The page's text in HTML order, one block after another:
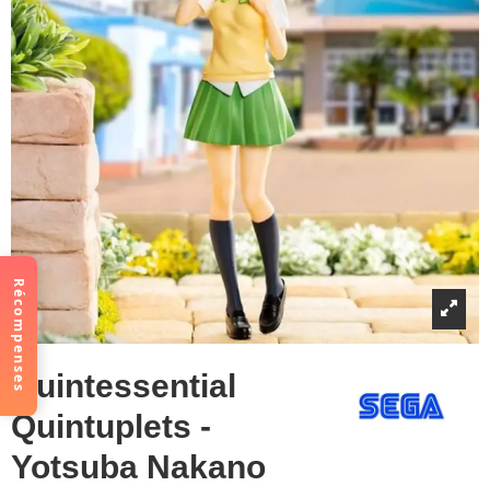
Quintessential
Quintuplets -
Yotsuba Nakano
Récompenses